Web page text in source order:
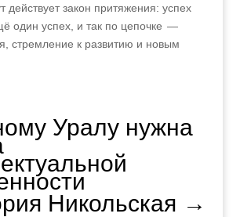
действует закон притяжения: успех
один успех, и так по цепочке —
стремление к развитию и новым
Уралу нужна
Никольская →